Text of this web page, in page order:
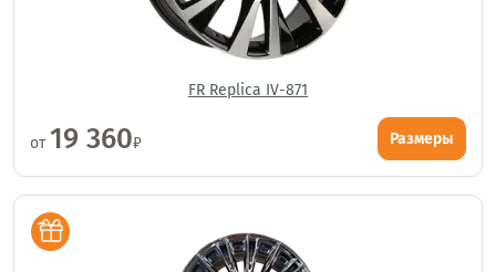
FR Replica IV-871
от19 360₽ Размеры